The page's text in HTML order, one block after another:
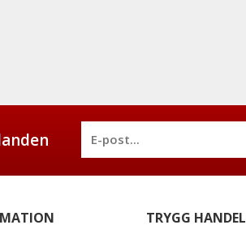
TRYGG HANDEL